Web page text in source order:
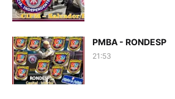
PMBA - RONDESP
21:53